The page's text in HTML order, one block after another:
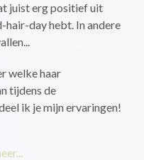
juist erg positief uit
hair-day hebt. In andere
welke haar
tijdens de
ik je mijn ervaringen!